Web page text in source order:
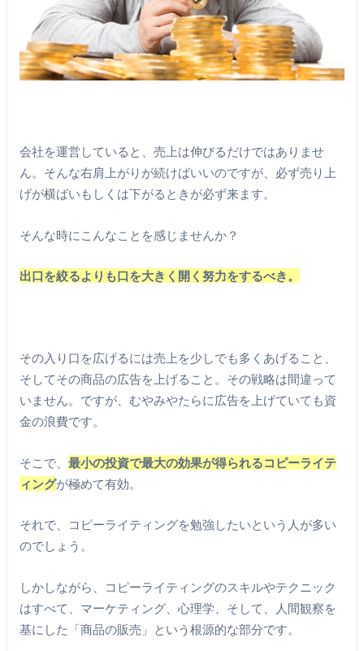
会社を運営していると、売上は伸びるだけではありませ
ん。そんな右肩上がりが続けばいいのですが、必ず売り上
げが横ばいもしくは下がるときが必ず来ます。
そんな時にこんなことを感じませんか？
出口を絞るよりも口を大きく開く努力をするべき。
その入り口を広げるには売上を少しでも多くあげること、
そしてその商品の広告を上げること。その戦略は間違って
いません。ですが、むやみやたらに広告を上げていても資
金の浪費です。
そこで、 最小の投資で最大の効果が得られるコピーライテ
ィングが極めて有効。
それで、コピーライティングを勉強したいという人が多い
のでしょう。
しかしながら、コピーライティングのスキルやテクニック
はすべて、マーケティング、心理学、そして、人間観察を
基にした「商品の販売」という根源的な部分です。